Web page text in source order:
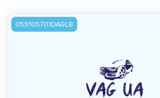
059105701DAGLB